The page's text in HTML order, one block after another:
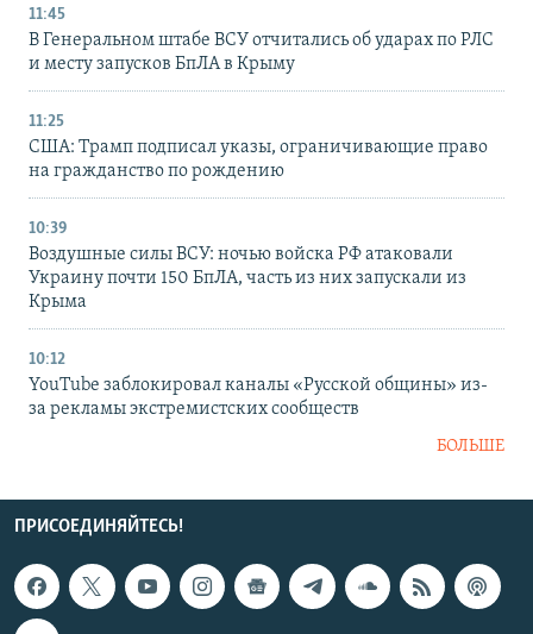
11:45
В Генеральном штабе ВСУ отчитались об ударах по РЛС
и месту запусков БпЛА в Крыму
11:25
США: Трамп подписал указы, ограничивающие право
на гражданство по рождению
10:39
Воздушные силы ВСУ: ночью войска РФ атаковали
Украину почти 150 БпЛА, часть из них запускали из
Крыма
10:12
YouTube заблокировал каналы «Русской общины» из-
за рекламы экстремистских сообществ
БОЛЬШЕ
ПРИСОЕДИНЯЙТЕСЬ!